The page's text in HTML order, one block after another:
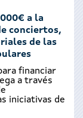
a la
conciertos,
de las
financiar
a través
iniciativas de